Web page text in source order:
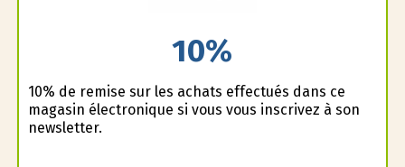
10%
10% de remise sur les achats effectués dans ce
magasin électronique si vous vous inscrivez à son
newsletter.